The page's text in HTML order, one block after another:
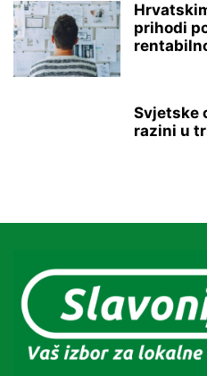
prihodi
Svjetske
razini u